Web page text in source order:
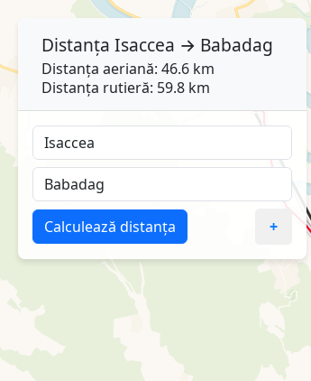
Distanța Isaccea → Babadag
Distanța aeriană: 46.6 km
Distanța rutieră: 59.8 km
Calculează distanța +